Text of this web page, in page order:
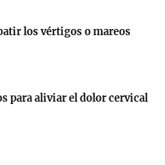
los vértigos o mareos
para aliviar el dolor cervical